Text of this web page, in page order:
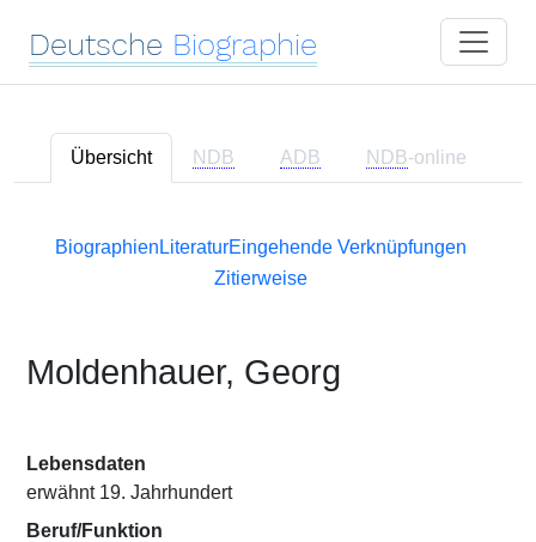
Deutsche Biographie
Übersicht NDB ADB NDB-online
Biographien LiteraturEingehende Verknüpfungen
Zitierweise
Moldenhauer, Georg
Lebensdaten
erwähnt 19. Jahrhundert
Beruf/Funktion